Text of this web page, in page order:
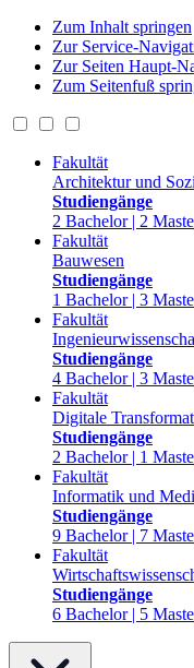
Zum Inhalt springen
Zur Service-
Zur Seiten Haupt-
Zum Seitenfuß
Fakultät
Architektur und
Studiengänge
2 Bachelor | 2
Fakultät
Bauwesen
Studiengänge
1 Bachelor | 3
Fakultät
Studiengänge
4 Bachelor | 3
Fakultät
Digitale
Studiengänge
2 Bachelor | 1
Fakultät
Informatik und
Studiengänge
9 Bachelor | 7
Fakultät
Studiengänge
6 Bachelor | 5